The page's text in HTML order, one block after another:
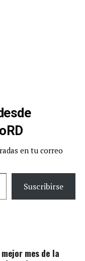
en tu correo
Suscribirse
mes de la